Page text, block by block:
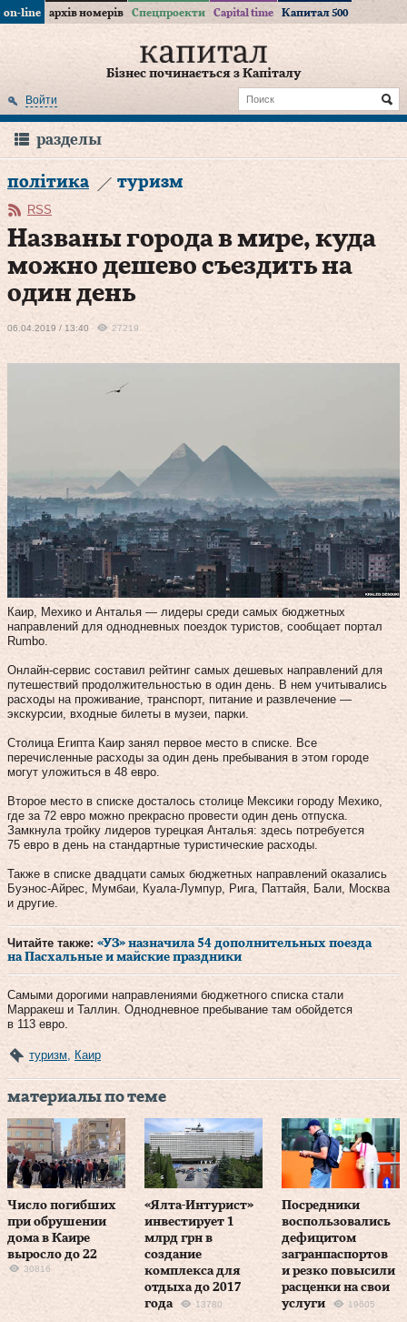
on-line архів номерів Спецпроекти Capital time Капитал 500
Бізнес починається з Капіталу
Войти
разделы
політика туризм
RSS
Названы города в мире, куда
можно дешево съездить на
один день
06.04.2019 / 13:40 27219
Каир, Мехико и Анталья — лидеры среди самых бюджетных
направлений для однодневных поездок туристов, сообщает портал
Rumbo.
Онлайн-сервис составил рейтинг самых дешевых направлений для
путешествий продолжительностью в один день. В нем учитывались
расходы на проживание, транспорт, питание и развлечение —
экскурсии, входные билеты в музеи, парки.
Столица Египта Каир занял первое место в списке. Все
перечисленные расходы за один день пребывания в этом городе
могут уложиться в 48 евро.
Второе место в списке досталось столице Мексики городу Мехико,
где за 72 евро можно прекрасно провести один день отпуска.
Замкнула тройку лидеров турецкая Анталья: здесь потребуется
75 евро в день на стандартные туристические расходы.
Также в списке двадцати самых бюджетных направлений оказались
Буэнос-Айрес, Мумбаи, Куала-Лумпур, Рига, Паттайя, Бали, Москва
и другие.
Читайте также: «УЗ» назначила 54 дополнительных поезда
на Пасхальные и майские праздники
Самыми дорогими направлениями бюджетного списка стали
Марракеш и Таллин. Однодневное пребывание там обойдется
в 113 евро.
туризм Каир
материалы по теме
Число погибших
при обрушении
дома в Каире
выросло до 22
30816
«Ялта-Интурист»
инвестирует 1
млрд грн в
создание
комплекса для
отдыха до 2017
года
13780
Посредники
воспользовались
дефицитом
загранпаспортов
и резко повысили
расценки на свои
услуги
19605